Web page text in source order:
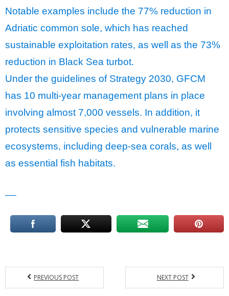
Notable examples include the 77% reduction in
Adriatic common sole, which has reached
sustainable exploitation rates, as well as the 73%
reduction in Black Sea turbot.
Under the guidelines of Strategy 2030, GFCM
has 10 multi-year management plans in place
involving almost 7,000 vessels. In addition, it
protects sensitive species and vulnerable marine
ecosystems, including deep-sea corals, as well
as essential fish habitats.
PREVIOUS POST NEXT POST